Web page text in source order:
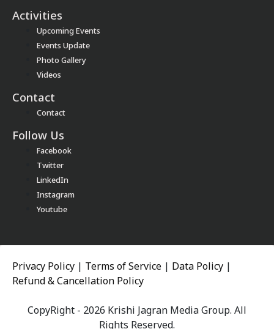
Activities
Upcoming Events
Events Update
Photo Gallery
Videos
Contact
Contact
Follow Us
Facebook
Twitter
LinkedIn
Instagram
Youtube
Privacy Policy Terms of Service Data Policy
Refund & Cancellation Policy
CopyRight - 2026 Krishi Jagran Media Group. All
Rights Reserved.